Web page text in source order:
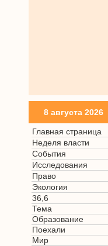
8 августа 2026
Главная страница
Неделя власти
События
Исследования
Право
Экология
36,6
Тема
Образование
Поехали
Мир